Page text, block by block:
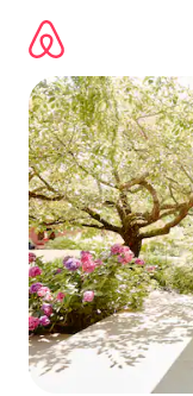
sadržaj